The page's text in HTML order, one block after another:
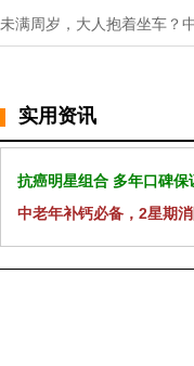
未满周岁，大人抱着坐车？
实用资讯
抗癌明星组合 多年口碑
中老年补钙必备，2星期